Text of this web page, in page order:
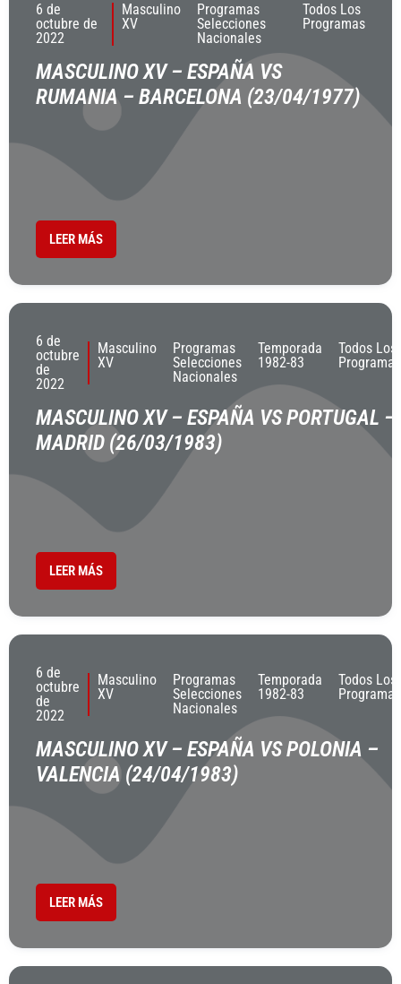
6 de
octubre de
2022
Masculino
XV
Programas
Selecciones
Nacionales
Todos Los
Programas
MASCULINO XV – ESPAÑA VS
RUMANIA – BARCELONA (23/04/1977)
LEER MÁS
6 de
octubre
de
2022
Masculino
XV
Programas
Selecciones
Nacionales
Temporada
1982-83
Todos Los
Programas
MASCULINO XV – ESPAÑA VS PORTUGAL –
MADRID (26/03/1983)
LEER MÁS
6 de
octubre
de
2022
Masculino
XV
Programas
Selecciones
Nacionales
Temporada
1982-83
Todos Los
Programas
MASCULINO XV – ESPAÑA VS POLONIA –
VALENCIA (24/04/1983)
LEER MÁS